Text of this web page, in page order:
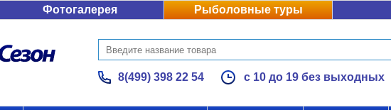
Фотогалерея Рыболовные туры
8(499) 398 22 54 с 10 до 19 без выходных